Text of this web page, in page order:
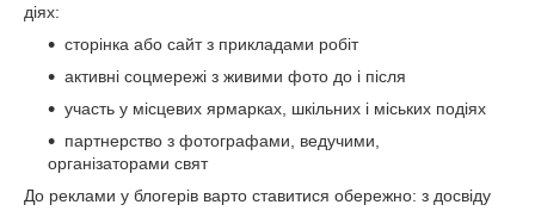
діях:
сторінка або сайт з прикладами робіт
активні соцмережі з живими фото до і після
участь у місцевих ярмарках, шкільних і міських подіях
партнерство з фотографами, ведучими,
організаторами свят
До реклами у блогерів варто ставитися обережно: з досвіду